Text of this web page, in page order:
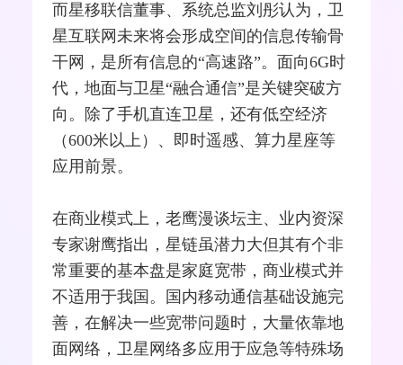
而星移联信董事、系统总监刘彤认为，卫
星互联网未来将会形成空间的信息传输骨
干网 ，是所有信息的“高速路”。面向6G时
代，地面与卫星“融合通信”是关键突破方
向。除了手机直连卫星，还有低空经济
（600米以上）、即时遥感、算力星座等
应用前景。
在商业模式上，老鹰漫谈坛主、业内资深
专家谢鹰指出，星链虽潜力大但其有个非
常重要的基本盘是家庭宽带，商业模式并
不适用于我国。国内移动通信基础设施完
善，在解决一些宽带问题时，大量依靠地
面网络，卫星网络多应用于应急等特殊场